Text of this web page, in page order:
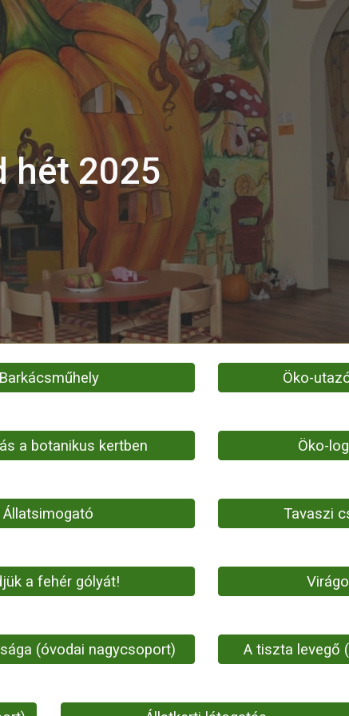
Skip to navigation
hét 2025
Barkácsműhely Öko-
a botanikus kertben Öko-
Állatsimogató Tavaszi
a fehér gólyát!
(óvodai nagycsoport) A tiszta levegő